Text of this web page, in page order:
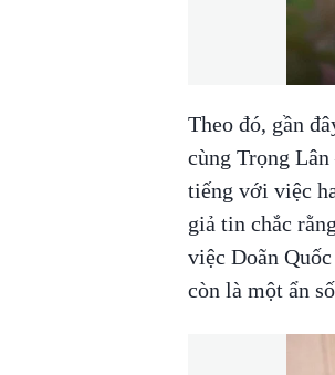
Theo đó, gần
cùng Trọng
tiếng với việc
giả tin chắc
việc Doãn
còn là một ẩn